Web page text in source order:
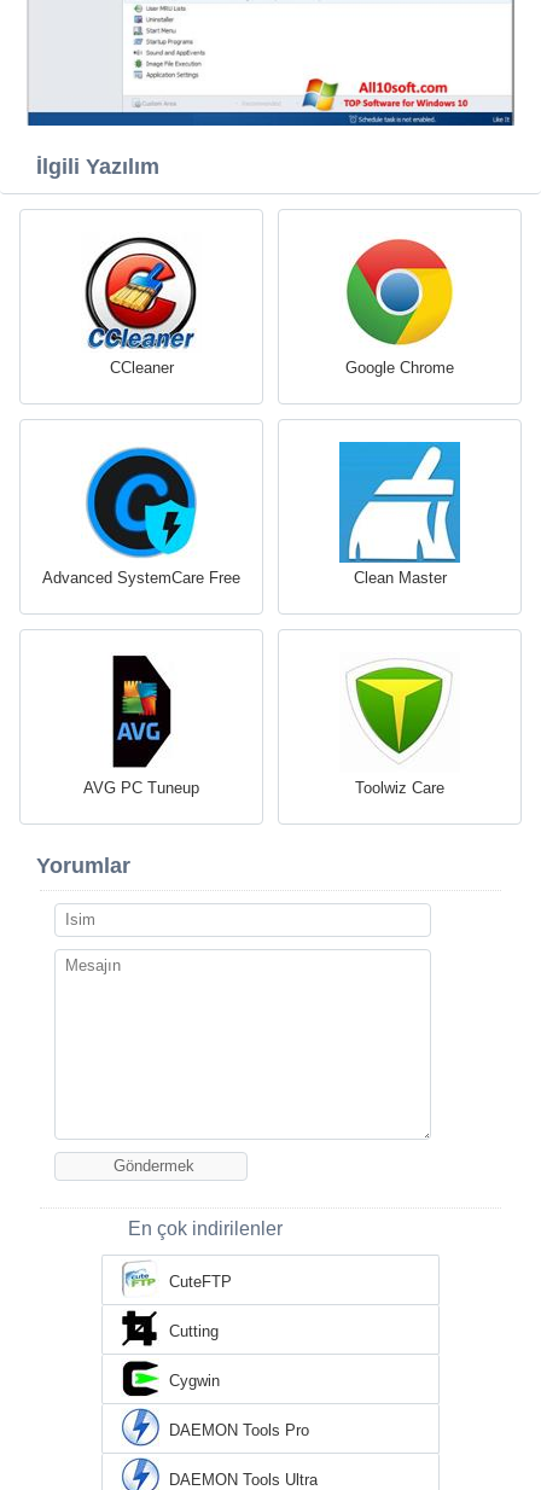
İlgili Yazılım
CCleaner Google Chrome
Advanced SystemCare Free Clean Master
AVG PC Tuneup Toolwiz Care
Yorumlar
En çok indirilenler
CuteFTP
Cutting
Cygwin
DAEMON Tools Pro
DAEMON Tools Ultra